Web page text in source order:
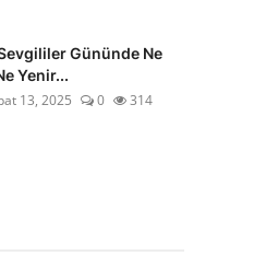
Gününde Ne
Yenir...
13, 2025 0 314